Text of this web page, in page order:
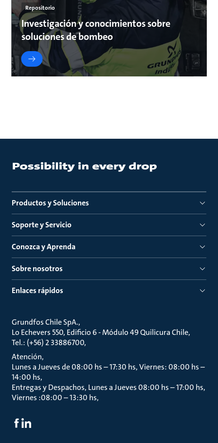
Repositorio
Investigación y conocimientos sobre
soluciones de bombeo
Productos y Soluciones
Soporte y Servicio
Conozca y Aprenda
Sobre nosotros
Enlaces rápidos
Grundfos Chile SpA.
Lo Echevers 550, Edificio 6 - Módulo 49 Quilicura Chile
Tel.: (+56) 2 33886700
Atención
Lunes a Jueves de 08:00 hs – 17:30 hs, Viernes: 08:00 hs –
14:00 hs
Entregas y Despachos, Lunes a Jueves 08:00 hs – 17:00 hs,
Viernes :08:00 – 13:30 hs